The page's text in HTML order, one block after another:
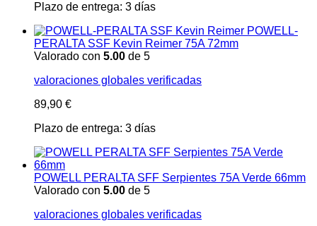
Plazo de entrega: 3 días
POWELL-
PERALTA SSF Kevin Reimer 75A 72mm
Valorado con 5.00 de 5
valoraciones globales verificadas
89,90 €
Plazo de entrega: 3 días
POWELL PERALTA SFF Serpientes 75A Verde 66mm
Valorado con 5.00 de 5
valoraciones globales verificadas